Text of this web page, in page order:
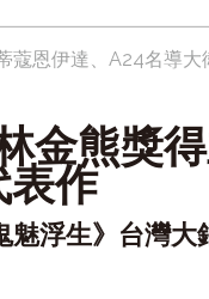
蔻恩伊達、A24名導大
金熊獎
表作
魅浮生》台灣大